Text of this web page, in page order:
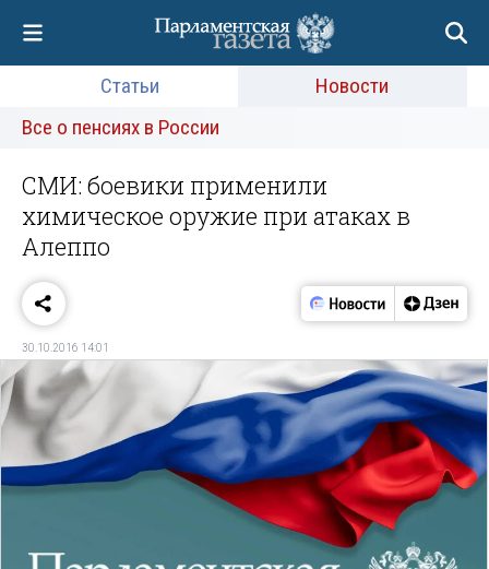
Статьи
Новости
Все о пенсиях в России
СМИ: боевики применили
химическое оружие при атаках в
Алеппо
30.10.2016 14:01